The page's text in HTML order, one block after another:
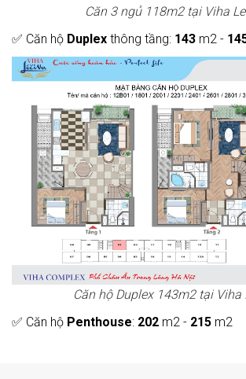
Căn 3 ngủ 118m2 tại Viha
✅ Căn hộ Duplex thông tầng: 143 m2 -
Căn hộ Duplex 143m2 tại Viha
✅ Căn hộ Penthouse: 202 m2 - 215 m2